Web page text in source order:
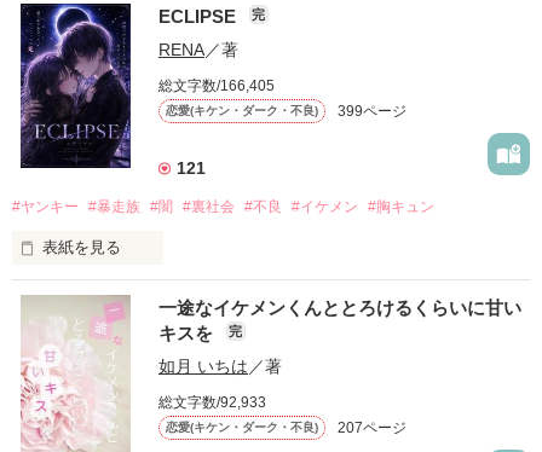
「好きだったから、別れを選んだ。」
モテる人を好きになるのが怖かった。
だから私は、中学時代に大好きだった彼を自分から振った。
もう会うことはないと思っていたのに、
高校生になって再会した彼は、隣の学校で”王子様”と呼ばれる
他の女の子には冷たいのに
私にだけ昔と変わらない笑顔を向けてくる。
「澪ちゃん。」
それは止まっていた恋が再び動き始める合図──。
ECLIPSE 完
RENA／著
総文字数/166,405
恋愛(キケン・ダーク・不良) 399ページ
121
#ヤンキー #暴走族 #闇 #裏社会 #不良 #イケメン #胸キュン
表紙を見る
表紙画像はAIです
作品を読む
一途なイケメンくんととろけるくらいに甘い
キスを
完
如月 いちは ／著
総文字数/92,933
恋愛(キケン・ダーク・不良) 207ページ